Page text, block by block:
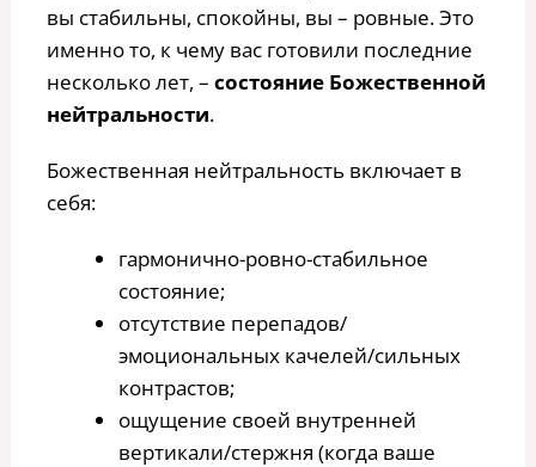
вы стабильны, спокойны, вы – ровные. Это
именно то, к чему вас готовили последние
несколько лет, – состояние Божественной
нейтральности.
Божественная нейтральность включает в
себя:
гармонично-ровно-стабильное
состояние;
отсутствие перепадов/
эмоциональных качелей/сильных
контрастов;
ощущение своей внутренней
вертикали/стержня (когда ваше